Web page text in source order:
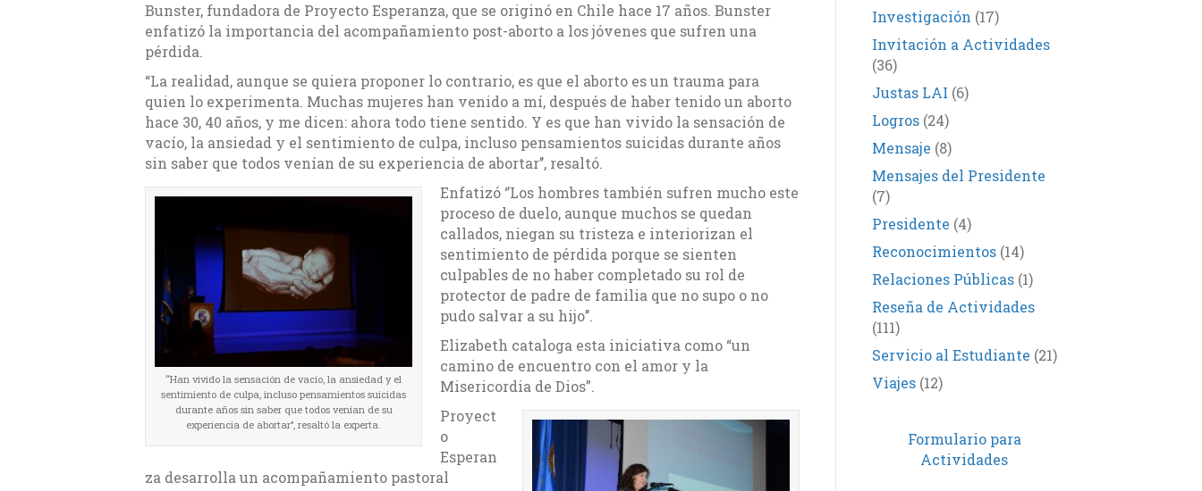
Bunster, fundadora de Proyecto Esperanza, que se originó en Chile hace 17 años. Bunster
enfatizó la importancia del acompañamiento post-aborto a los jóvenes que sufren una
pérdida.
“La realidad, aunque se quiera proponer lo contrario, es que el aborto es un trauma para
quien lo experimenta. Muchas mujeres han venido a mí, después de haber tenido un aborto
hace 30, 40 años, y me dicen: ahora todo tiene sentido. Y es que han vivido la sensación de
vacío, la ansiedad y el sentimiento de culpa, incluso pensamientos suicidas durante años
sin saber que todos venían de su experiencia de abortar’’, resaltó.
“Han vivido la sensación de vacío, la ansiedad y el
sentimiento de culpa, incluso pensamientos suicidas
durante años sin saber que todos venían de su
experiencia de abortar’’, resaltó la experta.
Enfatizó ‘’Los hombres también sufren mucho este
proceso de duelo, aunque muchos se quedan
callados, niegan su tristeza e interiorizan el
sentimiento de pérdida porque se sienten
culpables de no haber completado su rol de
protector de padre de familia que no supo o no
pudo salvar a su hijo’’.
Elizabeth cataloga esta iniciativa como “un
camino de encuentro con el amor y la
Misericordia de Dios”.
Proyect
o
Esperan
za desarrolla un acompañamiento pastoral
Investigación (17)
Invitación a Actividades
(36)
Justas LAI (6)
Logros(24)
Mensaje (8)
Mensajes del Presidente
(7)
Presidente (4)
Reconocimientos(14)
Relaciones Públicas(1)
Reseña de Actividades
(111)
Servicio al Estudiante (21)
Viajes(12)
Formulario para
Actividades